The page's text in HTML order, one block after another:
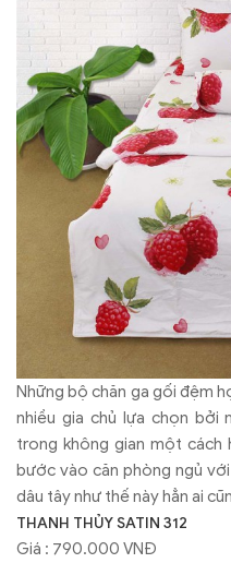
Những bộ chăn ga gối đệm
nhiều gia chủ lựa chọn bởi
trong không gian một cách
bước vào căn phòng ngủ
dâu tây như thế này hẳn ai
THANH THỦY SATIN 312
Giá : 790.000 VNĐ